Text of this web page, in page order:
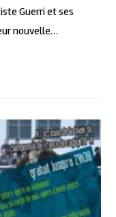
Guerri et ses
nouvelle…